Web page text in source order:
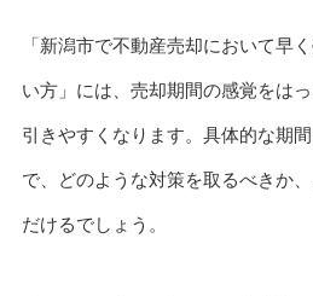
「新潟市で不動産売却において早
い方」には、売却期間の感覚をは
引きやすくなります。具体的な期
で、どのような対策を取るべきか
だけるでしょう。